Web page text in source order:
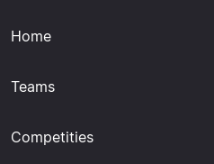
Home
Teams
Competities